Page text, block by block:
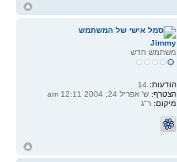
Jimmy
משתמש חדש
הודעות:14
הצטרף:ש' אפריל 24, 2004 12:11 am
מיקום:ר"ג